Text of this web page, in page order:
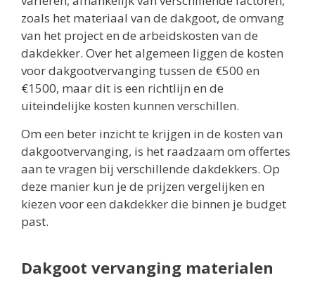
zoals het materiaal van de dakgoot, de omvang
van het project en de arbeidskosten van de
dakdekker. Over het algemeen liggen de kosten
voor dakgootvervanging tussen de €500 en
€1500, maar dit is een richtlijn en de
uiteindelijke kosten kunnen verschillen.
Om een beter inzicht te krijgen in de kosten van
dakgootvervanging, is het raadzaam om offertes
aan te vragen bij verschillende dakdekkers. Op
deze manier kun je de prijzen vergelijken en
kiezen voor een dakdekker die binnen je budget
past.
Dakgoot vervanging materialen